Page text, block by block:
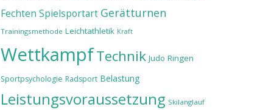
Fechten Spielsportart Gerätturnen
Trainingsmethode Leichtathletik Kraft
WettkampfTechnik Judo Ringen
Sportpsychologie Radsport Belastung
Leistungsvoraussetzung Skilanglauf